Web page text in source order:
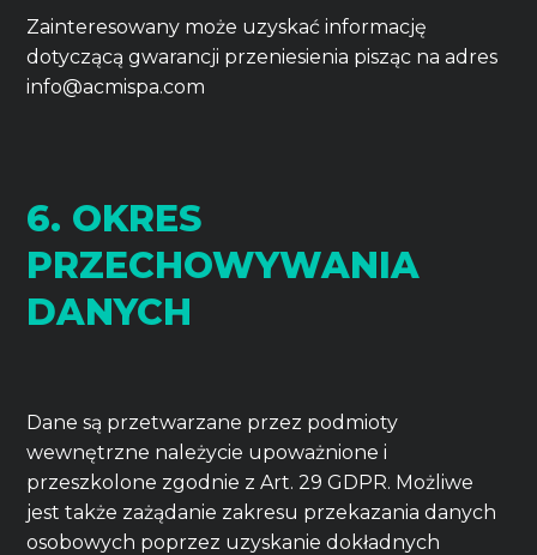
Zainteresowany może uzyskać informację
dotyczącą gwarancji przeniesienia pisząc na adres
info@acmispa.com
6. OKRES
PRZECHOWYWANIA
DANYCH
Dane są przetwarzane przez podmioty
wewnętrzne należycie upoważnione i
przeszkolone zgodnie z Art. 29 GDPR. Możliwe
jest także zażądanie zakresu przekazania danych
osobowych poprzez uzyskanie dokładnych